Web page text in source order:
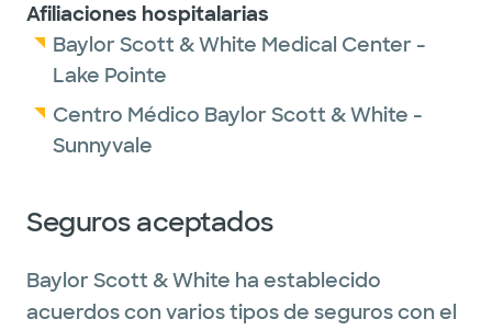
Afiliaciones hospitalarias
Baylor Scott & White Medical Center -
Lake Pointe
Centro Médico Baylor Scott & White -
Sunnyvale
Seguros aceptados
Baylor Scott & White ha establecido
acuerdos con varios tipos de seguros con el